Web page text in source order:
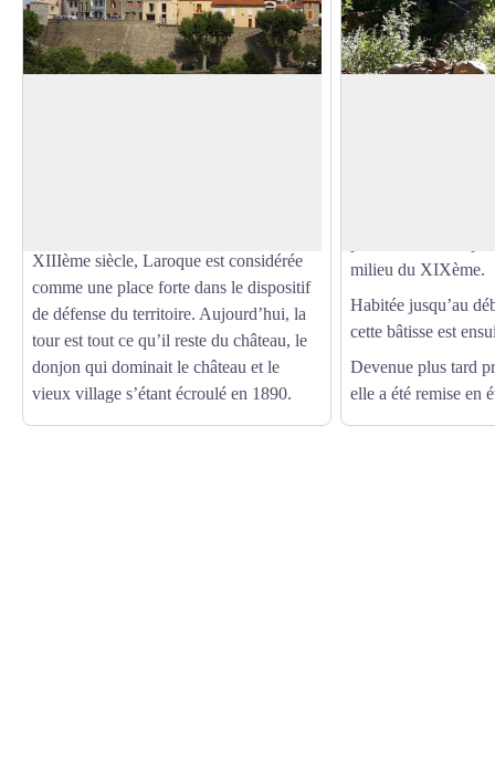
XIIIème siècle, Laroque est considérée
comme une place forte dans le dispositif
de défense du territoire. Aujourd’hui, la
tour est tout ce qu’il reste du château, le
donjon qui dominait le château et le
vieux village s’étant écroulé en 1890.
milieu du XIXème.
Habitée jusqu’au
cette bâtisse est
Devenue plus tard
elle a été remise en